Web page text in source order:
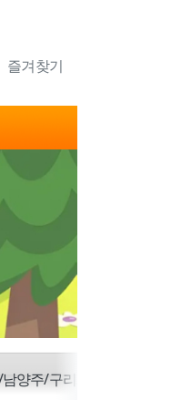
즐겨찾기
양주/구리/양주/동두천/포